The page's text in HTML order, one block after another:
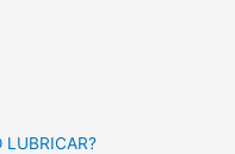
LUBRICAR?